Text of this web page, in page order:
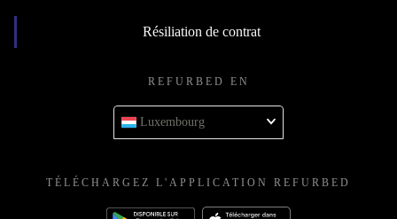
Résiliation de contrat
REFURBED EN
Luxembourg
TÉLÉCHARGEZ L'APPLICATION REFURBED